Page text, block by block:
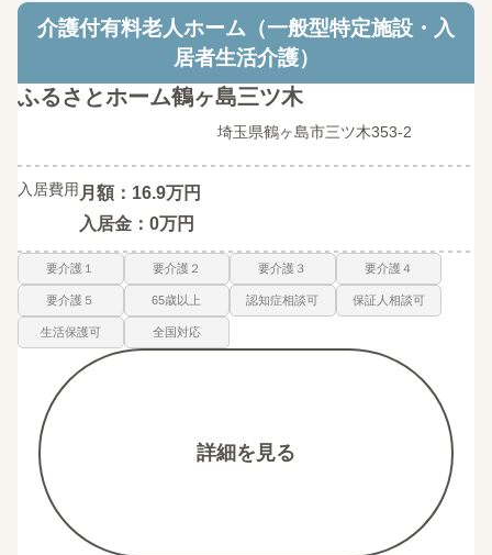
介護付有料老人ホーム（一般型特定施設・入
居者生活介護）
ふるさとホーム鶴ヶ島三ツ木
埼玉県鶴ヶ島市三ツ木353-2
入居費用 月額：16.9万円
入居金：0万円
要介護１ 要介護２ 要介護３ 要介護４
要介護５ 65歳以上 認知症相談可 保証人相談可
生活保護可 全国対応
詳細を見る